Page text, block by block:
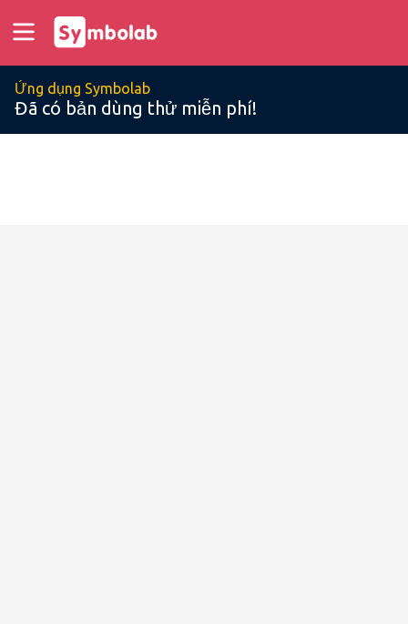
Ứng dụng Symbolab
Đã có bản dùng thử miễn phí!